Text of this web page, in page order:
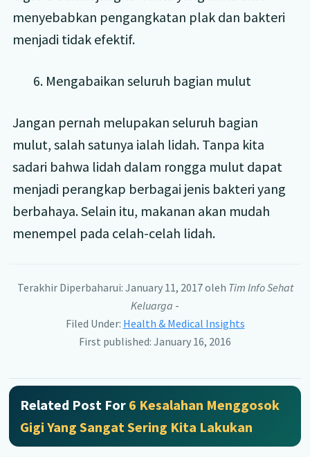
menyebabkan pengangkatan plak dan bakteri
menjadi tidak efektif.
6. Mengabaikan seluruh bagian mulut
Jangan pernah melupakan seluruh bagian
mulut, salah satunya ialah lidah. Tanpa kita
sadari bahwa lidah dalam rongga mulut dapat
menjadi perangkap berbagai jenis bakteri yang
berbahaya. Selain itu, makanan akan mudah
menempel pada celah-celah lidah.
Terakhir Diperbaharui: January 11, 2017oleh Tim Info Sehat
Keluarga -
Filed Under: Health & Medical Insights
First published: January 16, 2016
Related Post For 6 Kesalahan Menggosok
Gigi Yang Sangat Sering Kita Lakukan